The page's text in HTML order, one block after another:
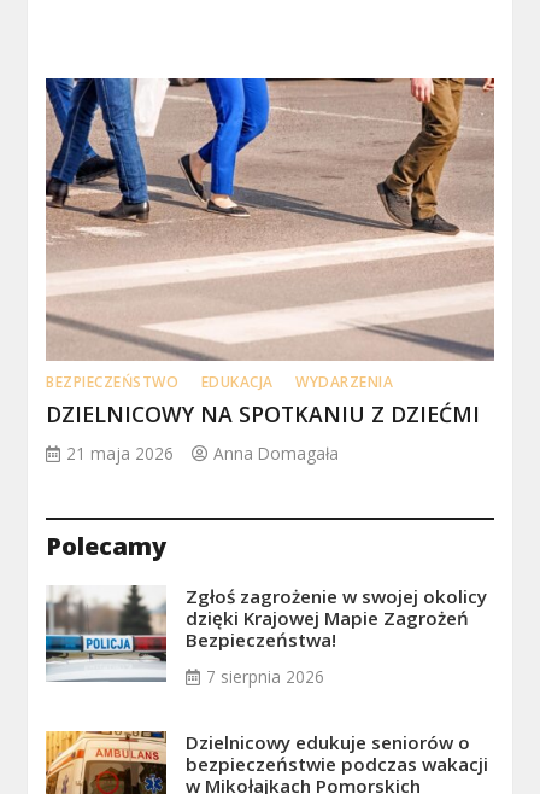
BEZPIECZEŃSTWO EDUKACJA WYDARZENIA
DZIELNICOWY NA SPOTKANIU Z DZIEĆMI
21 maja 2026 Anna Domagała
Polecamy
Zgłoś zagrożenie w swojej okolicy
dzięki Krajowej Mapie Zagrożeń
Bezpieczeństwa!
7 sierpnia 2026
Dzielnicowy edukuje seniorów o
bezpieczeństwie podczas wakacji
w Mikołajkach Pomorskich